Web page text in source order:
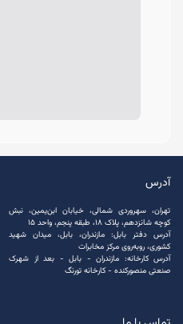
آدرس
تهران، سهروردی شمالی، خیابان ابن‌یمین، نبش
کوچه شانزدهم، پلاک ۱۸، طبقه پنجم، واحد ۱۵
آدرس دفتر بابل: مازندران، بابل، میدان شهید
کشوری، روبه‌روی مرکز مخابرات
آدرس کارخانه: مازندران - بابل - بعد از شهرک
صنعتی منصور‌کنده - کارخانه تورنگ